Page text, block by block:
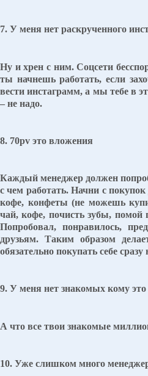
7. У меня нет раскрученного
Ну и хрен с ним. Соцсети
ты начнешь работать, если
вести инстаграмм, а мы тебе в
– не надо.
8. 70pv это вложения
Каждый менеджер должен
с чем работать. Начни с
кофе, конфеты (не можешь
чай, кофе, почисть зубы, помой
Попробовал, понравилось,
друзьям. Таким образом
обязательно покупать себе сразу
9. У меня нет знакомых кому
А что все твои знакомые
10. Уже слишком много